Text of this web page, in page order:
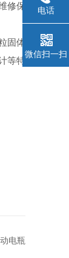
修保
固体
等特
电瓶
电话
微信扫一扫